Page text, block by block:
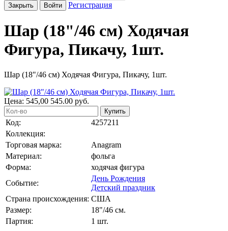
Закрыть Войти Регистрация
Шар (18"/46 см) Ходячая
Фигура, Пикачу, 1шт.
Шар (18"/46 см) Ходячая Фигура, Пикачу, 1шт.
Цена: 545,00 545.00 руб.
Купить
Код:
4257211
Коллекция:
Торговая марка:
Anagram
Материал:
фольга
Форма:
ходячая фигура
Событие:
День Рождения
Детский праздник
Страна происхождения: США
Размер:
18"/46 см.
Партия:
1 шт.